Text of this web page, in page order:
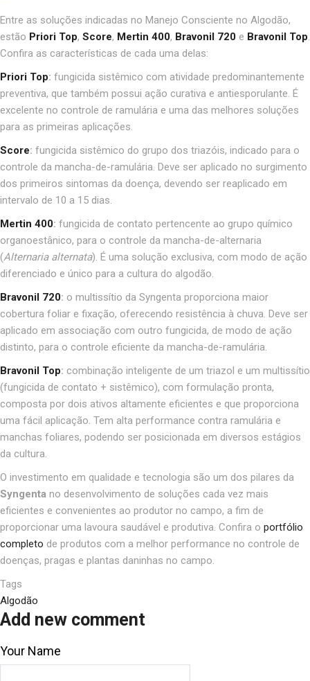
Entre as soluções indicadas no Manejo Consciente no Algodão,
estão Priori Top, Score, Mertin 400, Bravonil 720 e Bravonil Top.
Confira as características de cada uma delas:
Priori Top: fungicida sistêmico com atividade predominantemente
preventiva, que também possui ação curativa e antiesporulante. É
excelente no controle de ramulária e uma das melhores soluções
para as primeiras aplicações.
Score: fungicida sistêmico do grupo dos triazóis, indicado para o
controle da mancha-de-ramulária. Deve ser aplicado no surgimento
dos primeiros sintomas da doença, devendo ser reaplicado em
intervalo de 10 a 15 dias.
Mertin 400: fungicida de contato pertencente ao grupo químico
organoestânico, para o controle da mancha-de-alternaria
(Alternaria alternata). É uma solução exclusiva, com modo de ação
diferenciado e único para a cultura do algodão.
Bravonil 720: o multissítio da Syngenta proporciona maior
cobertura foliar e fixação, oferecendo resistência à chuva. Deve ser
aplicado em associação com outro fungicida, de modo de ação
distinto, para o controle eficiente da mancha-de-ramulária.
Bravonil Top: combinação inteligente de um triazol e um multissítio
(fungicida de contato + sistêmico), com formulação pronta,
composta por dois ativos altamente eficientes e que proporciona
uma fácil aplicação. Tem alta performance contra ramulária e
manchas foliares, podendo ser posicionada em diversos estágios
da cultura.
O investimento em qualidade e tecnologia são um dos pilares da
Syngenta no desenvolvimento de soluções cada vez mais
eficientes e convenientes ao produtor no campo, a fim de
proporcionar uma lavoura saudável e produtiva. Confira o portfólio
completo de produtos com a melhor performance no controle de
doenças, pragas e plantas daninhas no campo.
Tags
Algodão
Add new comment
Your Name